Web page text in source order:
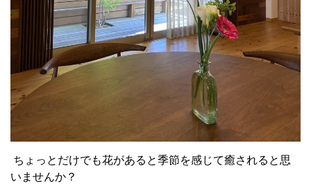
ちょっとだけでも花があると季節を感じて癒されると思
いませんか？